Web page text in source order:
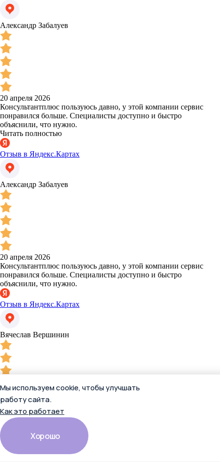
Александр Забалуев
20 апреля 2026
Консультантплюс пользуюсь давно, у этой компании сервис
понравился больше. Специалисты доступно и быстро
объяснили, что нужно.
Читать полностью
Отзыв в Яндекс.Картах
Александр Забалуев
20 апреля 2026
Консультантплюс пользуюсь давно, у этой компании сервис
понравился больше. Специалисты доступно и быстро
объяснили, что нужно.
Отзыв в Яндекс.Картах
Вячеслав Вершинин
13 апреля 2026
Имею огромный опыт работы с КонсультантПлюс, разного
формата. Всегда показывают надёжность, честность и
достоверность в решении поставленных вопросов.
Индивидуальный подход работников КонсультантПлюс на
высоком уровне. Сама СПС "КонсультантПлюс" развивается и
Мы используем cookie, чтобы улучшать
работу сайта.
Как это работает
Хорошо